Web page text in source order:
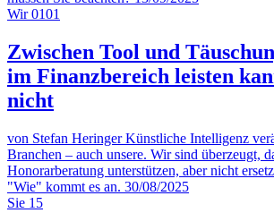
Wir 0101
Zwischen Tool und
im Finanzbereich leisten
nicht
von Stefan Heringer Künstliche Intelligenz
Branchen – auch unsere. Wir sind überzeugt,
Honorarberatung unterstützen, aber nicht
"Wie" kommt es an. 30/08/2025
Sie 15